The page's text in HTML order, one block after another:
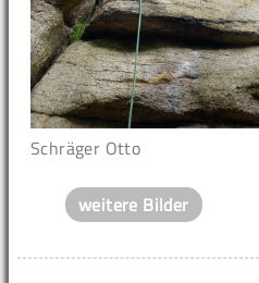
Schräger Otto
weitere Bilder